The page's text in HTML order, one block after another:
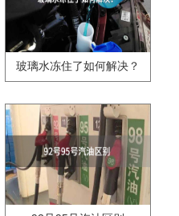
玻璃水冻住了如何解决？